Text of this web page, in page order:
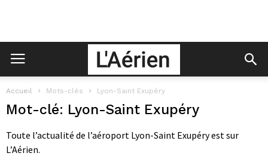
Accueil Mots-clés Lyon-Saint Exupéry
Mot-clé: Lyon-Saint Exupéry
Toute l’actualité de l’aéroport Lyon-Saint Exupéry est sur
L’Aérien.